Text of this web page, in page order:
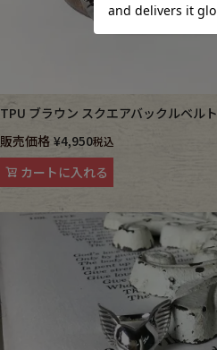
TPU ブラウン スクエアバックルベルト
販売価格 ¥4,950税込
カートに入れる